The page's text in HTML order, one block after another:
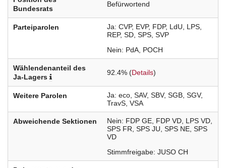
Bundesrats
Befürwortend
Parteiparolen Ja CVP EVP FDP LdU
LPS
REP SD SPS SVP
Nein
PdA POCH
Wählendenanteil des
Ja-Lagers
92.4% (Details)
Weitere Parolen Ja eco SAV SBV SGB SGV
TravS VSA
Abweichende Sektionen Nein FDP GE FDP VD LPS VD
SPS FR SPS JU SPS NE SPS
VD
Stimmfreigabe JUSO CH